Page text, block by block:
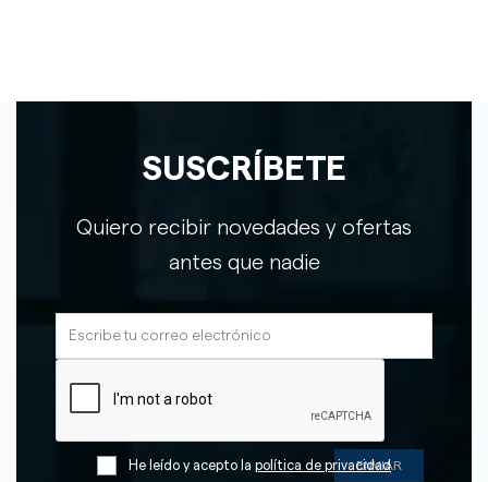
SUSCRÍBETE
Quiero recibir novedades y ofertas
antes que nadie
He leído y acepto la política de privacidad